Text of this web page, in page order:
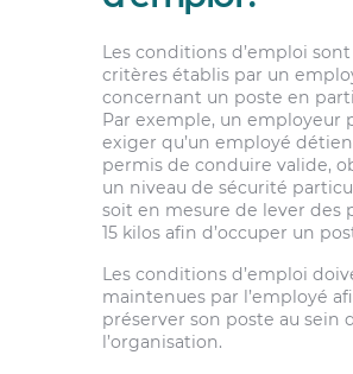
Les conditions d’emploi
critères établis par un
concernant un poste en
Par exemple, un employeur
exiger qu’un employé
permis de conduire valide,
un niveau de sécurité
soit en mesure de lever des
15 kilos afin d’occuper un
Les conditions d’emploi
maintenues par l’employé
préserver son poste au sein
l’organisation.